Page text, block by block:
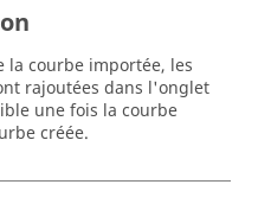
courbe importée, les
rajoutées dans l'onglet
une fois la courbe
créée.